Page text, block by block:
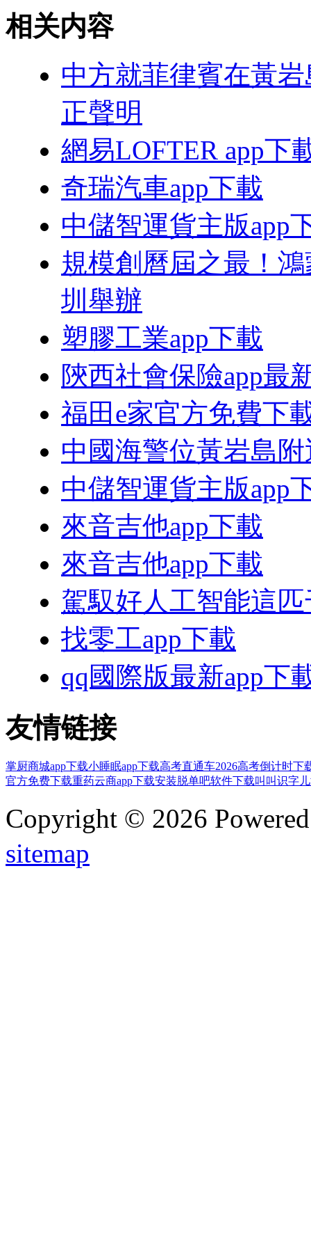
相关内容
中方就菲律賓在黃
正聲明
網易LOFTER app下
奇瑞汽車app下載
中儲智運貨主版app
規模創曆屆之最！
圳舉辦
塑膠工業app下載
陝西社會保險app最
福田e家官方免費下
中國海警位黃岩島
中儲智運貨主版app
來音吉他app下載
來音吉他app下載
駕馭好人工智能這
找零工app下載
qq國際版最新app下
友情链接
掌厨商城app下载小睡眠app下载高考直通车2026高考倒计时下
官方免费下载重药云商app下载安装脱单吧软件下载叫叫识字
Copyright © 2026
sitemap